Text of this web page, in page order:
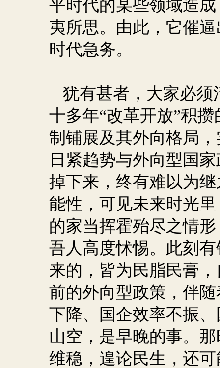
平时代的某些领域造
夷所思。由此，它催
时代急务。
犹有甚者，大家必
十多年“改革开放”积
制铺展及其外向格局
日紧趋势与外向型国
掉下来，终有难以为
能性，可见未来时光
的家当挥霍殆尽之情
吾人高度怵惕。此刻
来的，皆为民脂民膏
前的外向型政策，伴
下降、国企效率不振
山空，是早晚的事。
维稳，遑论民生，还